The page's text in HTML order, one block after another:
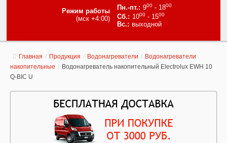
Режим работы
(мск +4:00)
900- 1800
1000- 1500
выходной
Главная / Продукция / Водонагреватели / Водонагреватели
накопительные / Водонагреватель накопительный Electrolux EWH 10
Q-BIC U